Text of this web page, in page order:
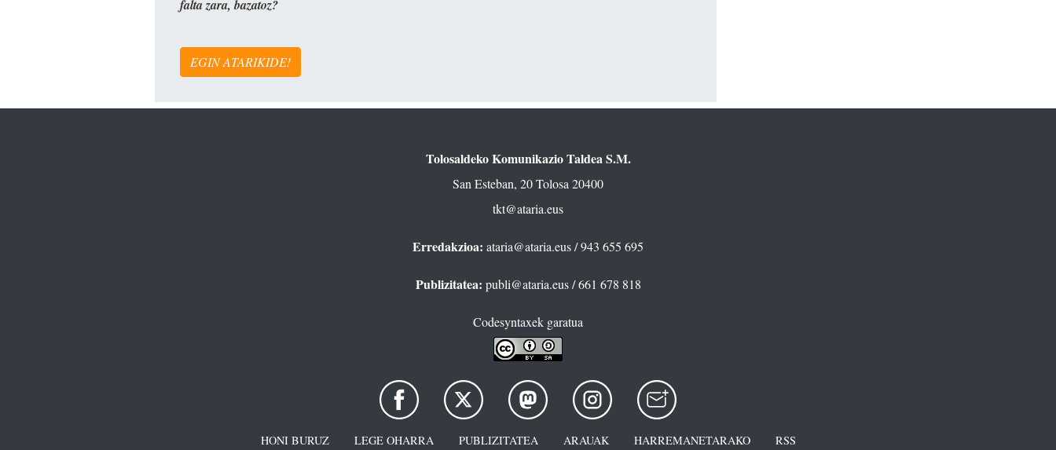
falta zara, bazatoz?
EGIN ATARIKIDE!
Tolosaldeko Komunikazio Taldea S.M.
San Esteban, 20 Tolosa 20400
tkt@ataria.eus
Erredakzioa: ataria@ataria.eus/ 943 655 695
Publizitatea: publi@ataria.eus/ 661 678 818
Codesyntaxek garatua
HONI BURUZ LEGE OHARRA PUBLIZITATEA ARAUAK HARREMANETARAKO RSS